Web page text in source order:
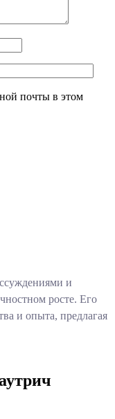
почты в этом
и
росте. Его
и опыта, предлагая